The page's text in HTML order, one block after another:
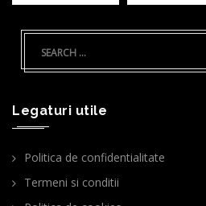
Legaturi utile
Politica de confidentialitate
Termeni si conditii